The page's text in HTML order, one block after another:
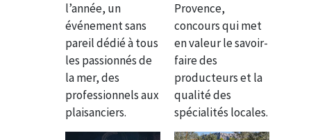
l’année, un
événement sans
pareil dédié à tous
les passionnés de
la mer, des
professionnels aux
plaisanciers.
Provence,
concours qui met
en valeur le savoir-
faire des
producteurs et la
qualité des
spécialités locales.